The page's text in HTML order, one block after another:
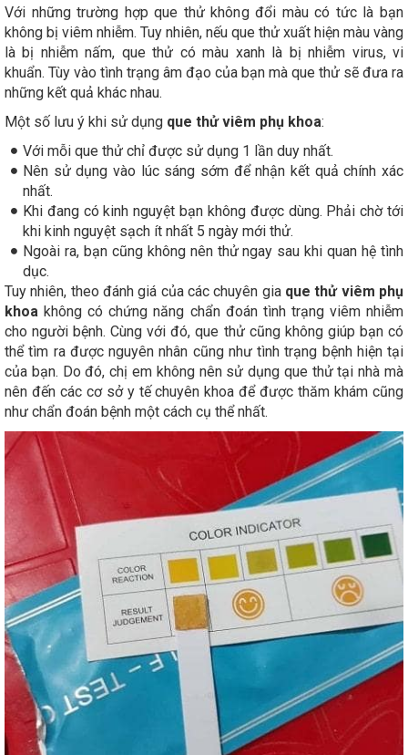
Với những trường hợp que thử không đổi màu có tức là bạn
không bị viêm nhiễm. Tuy nhiên, nếu que thử xuất hiện màu vàng
là bị nhiễm nấm, que thử có màu xanh là bị nhiễm virus, vi
khuẩn. Tùy vào tình trạng âm đạo của bạn mà que thử sẽ đưa ra
những kết quả khác nhau.
Một số lưu ý khi sử dụng que thử viêm phụ khoa:
Với mỗi que thử chỉ được sử dụng 1 lần duy nhất.
Nên sử dụng vào lúc sáng sớm để nhận kết quả chính xác
nhất.
Khi đang có kinh nguyệt bạn không được dùng. Phải chờ tới
khi kinh nguyệt sạch ít nhất 5 ngày mới thử.
Ngoài ra, bạn cũng không nên thử ngay sau khi quan hệ tình
dục.
Tuy nhiên, theo đánh giá của các chuyên gia que thử viêm phụ
khoakhông có chứng năng chẩn đoán tình trạng viêm nhiễm
cho người bệnh. Cùng với đó, que thử cũng không giúp bạn có
thể tìm ra được nguyên nhân cũng như tình trạng bệnh hiện tại
của bạn. Do đó, chị em không nên sử dụng que thử tại nhà mà
nên đến các cơ sở y tế chuyên khoa để được thăm khám cũng
như chẩn đoán bệnh một cách cụ thể nhất.